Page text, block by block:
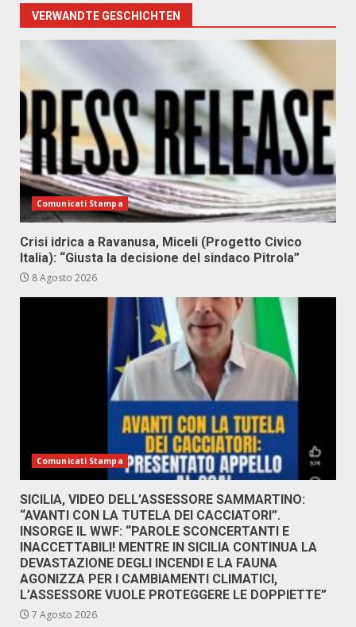
VERWANDTE GESCHICHTEN
Comunicati Stampa
Crisi idrica a Ravanusa, Miceli (Progetto Civico
Italia): “Giusta la decisione del sindaco Pitrola”
8 Agosto 2026
Comunicati Stampa
SICILIA, VIDEO DELL’ASSESSORE SAMMARTINO:
“AVANTI CON LA TUTELA DEI CACCIATORI”.
INSORGE IL WWF: “PAROLE SCONCERTANTI E
INACCETTABILI! MENTRE IN SICILIA CONTINUA LA
DEVASTAZIONE DEGLI INCENDI E LA FAUNA
AGONIZZA PER I CAMBIAMENTI CLIMATICI,
L’ASSESSORE VUOLE PROTEGGERE LE DOPPIETTE”
7 Agosto 2026